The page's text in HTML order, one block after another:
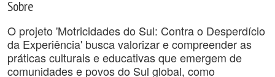
Sobre
O projeto 'Motricidades do Sul: Contra o Desperdício
da Experiência' busca valorizar e compreender as
práticas culturais e educativas que emergem de
comunidades e povos do Sul global, como